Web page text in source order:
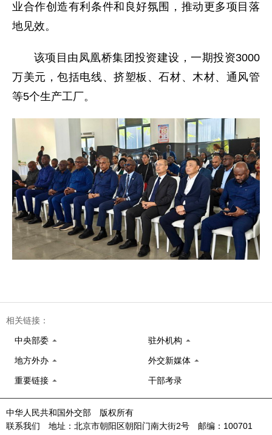
业合作创造有利条件和良好氛围，推动更多项目落
地见效。
该项目由凤凰桥集团投资建设，一期投资3000
万美元，包括电线、挤塑板、石材、木材、通风管
等5个生产工厂。
相关链接：
中央部委 驻外机构
地方外办 外交新媒体
重要链接 干部考录
中华人民共和国外交部 版权所有
联系我们 地址：北京市朝阳区朝阳门南大街2号 邮编：100701